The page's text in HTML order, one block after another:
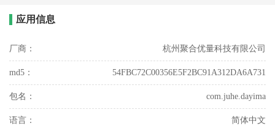
应用信息
厂商： 杭州聚合优量科技有限公司
md5： 54FBC72C00356E5F2BC91A312DA6A731
包名： com.juhe.dayima
语言： 简体中文